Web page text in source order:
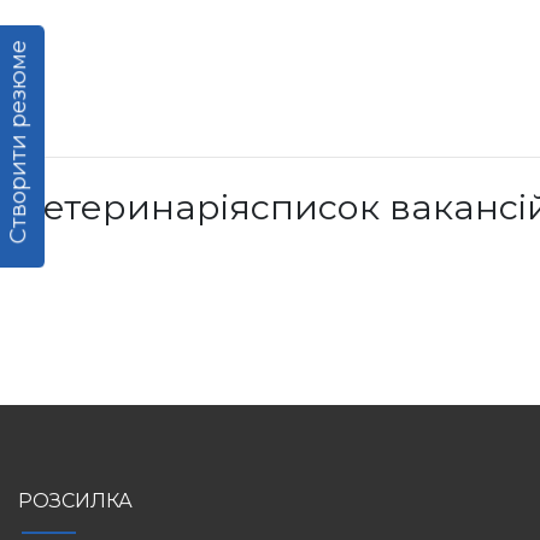
Створити резюме
Ветеринаріясписок
РОЗСИЛКА